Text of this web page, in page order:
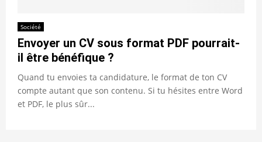
Société
Envoyer un CV sous format PDF pourrait-
il être bénéfique ?
Quand tu envoies ta candidature, le format de ton CV
compte autant que son contenu. Si tu hésites entre Word
et PDF, le plus sûr...